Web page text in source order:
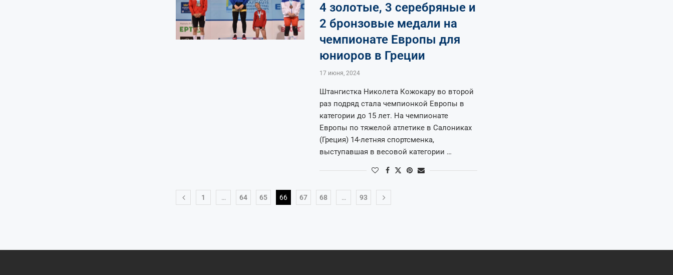
4 золотые, 3 серебряные и
2 бронзовые медали на
чемпионате Европы для
юниоров в Греции
17 июня, 2024
Штангистка Николета Кожокару во второй
раз подряд стала чемпионкой Европы в
категории до 15 лет. На чемпионате
Европы по тяжелой атлетике в Салониках
(Греция) 14-летняя спортсменка,
выступавшая в весовой категории …
1 … 64 65 66 67 68 … 93